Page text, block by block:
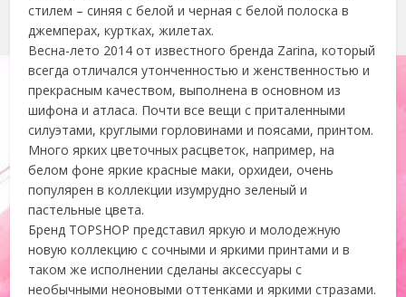
стилем – синяя с белой и черная с белой полоска в
джемперах, куртках, жилетах.
Весна-лето 2014 от известного бренда Zarina, который
всегда отличался утонченностью и женственностью и
прекрасным качеством, выполнена в основном из
шифона и атласа. Почти все вещи с приталенными
силуэтами, круглыми горловинами и поясами, принтом.
Много ярких цветочных расцветок, например, на
белом фоне яркие красные маки, орхидеи, очень
популярен в коллекции изумрудно зеленый и
пастельные цвета.
Бренд TOPSHOP представил яркую и молодежную
новую коллекцию с сочными и яркими принтами и в
таком же исполнении сделаны аксессуары с
необычными неоновыми оттенками и яркими стразами.